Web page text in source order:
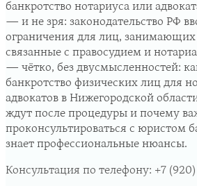
банкротство нотариуса или
— и не зря: законодательство РФ
ограничения для лиц,
связанные с правосудием и
— чётко, без двусмысленностей:
банкротство физических лиц для
адвокатов в Нижегородской
ждут после процедуры и почему
проконсультироваться с юристом
знает профессиональные нюансы.
Консультация по телефону: +7